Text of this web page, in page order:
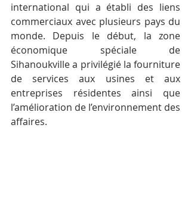
international qui a établi des liens
commerciaux avec plusieurs pays du
monde. Depuis le début, la zone
économique spéciale de
Sihanoukville a privilégié la fourniture
de services aux usines et aux
entreprises résidentes ainsi que
l’amélioration de l’environnement des
affaires.